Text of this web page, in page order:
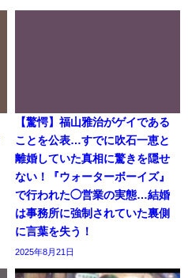
【驚愕】福山雅治がゲイである
ことを公表…すでに吹石一恵と
離婚していた真相に驚きを隠せ
ない！『ウォーターボーイズ』
で行われた◯営業の実態…結婚
は事務所に強制されていた裏側
に言葉を失う！
2025年8月21日